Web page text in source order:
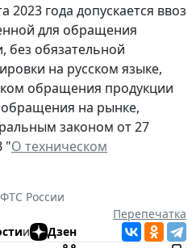
года допускается ввоз
для обращения
без обязательной
на русском языке,
обращения продукции
на рынке,
законом от 27
"О техническом
ФТС России
Перепечатка
и Дзен